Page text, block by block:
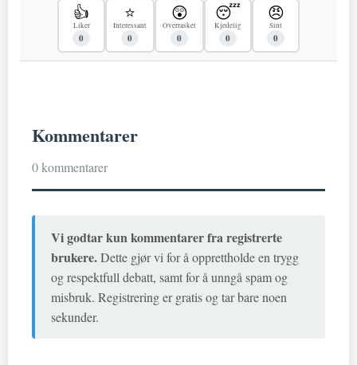
👍
Liker
0
⭐
Interessant
0
😲
Overrasket
0
😴
Kjedelig
0
😠
Sint
0
Kommentarer
0 kommentarer
Vi godtar kun kommentarer fra registrerte
brukere.Dette gjør vi for å opprettholde en trygg
og respektfull debatt, samt for å unngå spam og
misbruk. Registrering er gratis og tar bare noen
sekunder.